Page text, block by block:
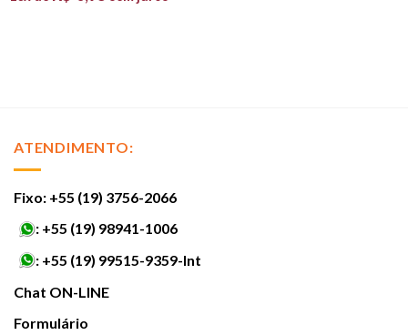
ATENDIMENTO:
Fixo: +55 (19) 3756-2066
: +55 (19) 98941-1006
: +55 (19) 99515-9359-Int
Chat ON-LINE
Formulário